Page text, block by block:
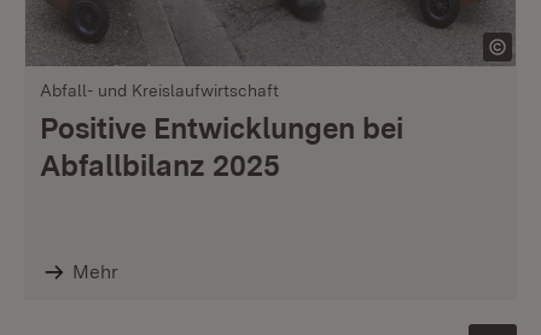
Abfall- und Kreislaufwirtschaft
Positive Entwicklungen bei
Abfallbilanz 2025
Mehr